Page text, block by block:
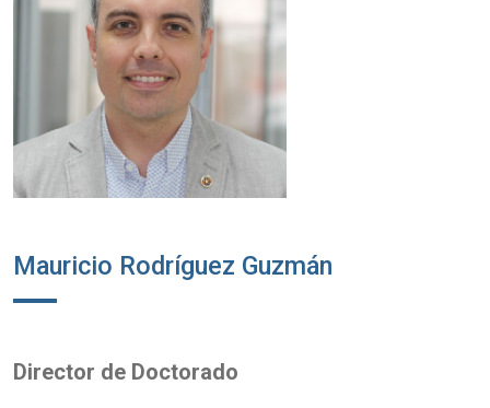
Mauricio Rodríguez Guzmán
Director de Doctorado